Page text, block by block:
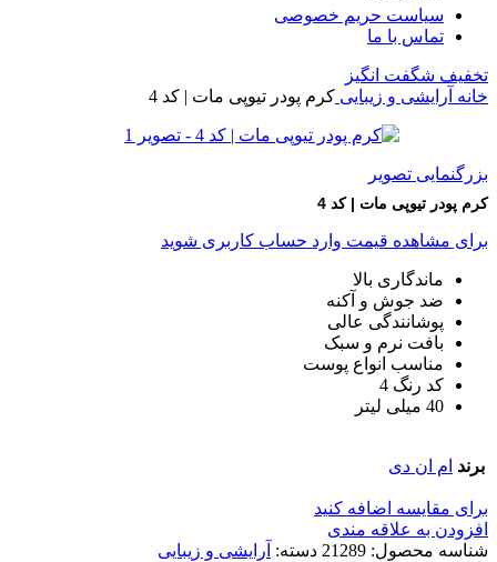
سیاست حریم خصوصی
تماس با ما
تخفیف شگفت انگیز
خانه آرایشی و زیبایی کرم پودر تیوپی مات | کد 4
بزرگنمایی تصویر
کرم پودر تیوپی مات | کد 4
برای مشاهده قیمت وارد حساب کاربری شوید
ماندگاری بالا
ضد جوش و آکنه
پوشانندگی عالی
بافت نرم و سبک
مناسب انواع پوست
کد رنگ 4
40 میلی لیتر
برند ام ان دی
برای مقایسه اضافه کنید
افزودن به علاقه مندی
شناسه محصول: 21289 دسته: آرایشی و زیبایی